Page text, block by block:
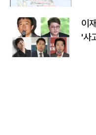
이
'사